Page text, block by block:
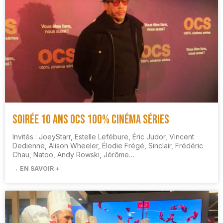
Soirée 10 ans OCS 100% Cinéma Séries
Invités : JoeyStarr, Estelle Lefébure, Éric Judor, Vincent
Dedienne, Alison Wheeler, Élodie Frégé, Sinclair, Frédéric
Chau, Natoo, Andy Rowski, Jérôme…
→ EN SAVOIR +